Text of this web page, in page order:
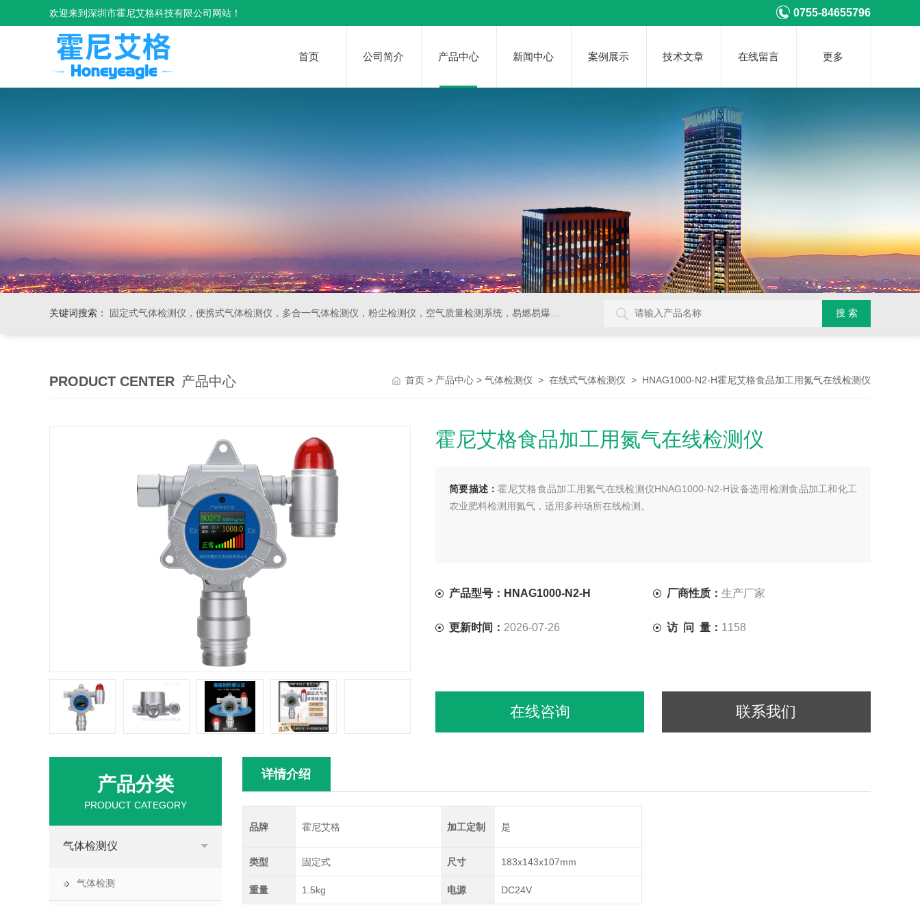
欢迎来到深圳市霍尼艾格科技有限公司网站！ 0755-84655796
首页 公司简介 产品中心 新闻中心 案例展示 技术文章 在线留言 更多
关键词搜索： 固定式气体检测仪，便携式气体检测仪，多合一气体检测仪，粉尘检测仪，空气质量检测系统，易燃易爆有毒有害气体检测报警设备，环境检测分析仪器，水质分析仪
PRODUCT CENTER 产品中心 首页 > 产品中心 > 气体检测仪 > 在线式气体检测仪 > HNAG1000-N2-H霍尼艾格食品加工用氮气在线检测仪
霍尼艾格食品加工用氮气在线检测仪
简要描述：霍尼艾格食品加工用氮气在线检测仪HNAG1000-N2-H设备选用检测食品加工和化工
农业肥料检测用氮气，适用多种场所在线检测。
产品型号：HNAG1000-N2-H 厂商性质： 生产厂家
更新时间： 2026-07-26 访 问 量： 1158
在线咨询 联系我们
详情介绍
品牌 霍尼艾格 加工定制 是
类型 固定式 尺寸 183x143x107mm
重量 1.5kg 电源 DC24V
产品分类
PRODUCT CATEGORY
气体检测仪
气体检测